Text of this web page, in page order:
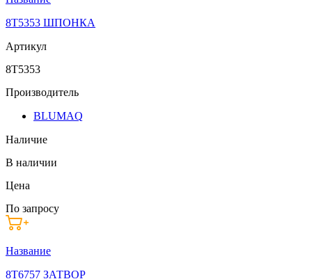
8T5353 ШПОНКА
Артикул
8T5353
Производитель
BLUMAQ
Наличие
В наличии
Цена
По запросу
Название
8T6757 ЗАТВОР